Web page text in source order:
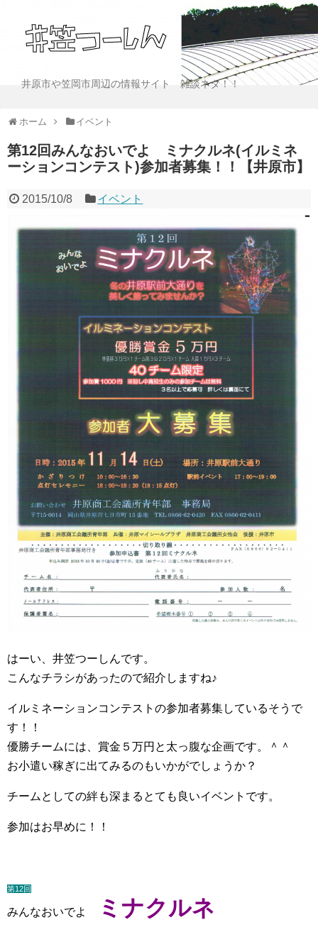
井原市や笠岡市周辺の情報サイト 雑談ネタ！！
ホーム イベント
第12回みんなおいでよ ミナクルネ(イルミネ
ーションコンテスト)参加者募集！！【井原市】
2015/10/8 イベント
はーい、井笠つーしんです。
こんなチラシがあったので紹介しますね♪
イルミネーションコンテストの参加者募集しているそうで
す！！
優勝チームには、賞金５万円と太っ腹な企画です。＾＾
お小遣い稼ぎに出てみるのもいかがでしょうか？
チームとしての絆も深まるとても良いイベントです。
参加はお早めに！！
第12回
みんなおいでよ ミナクルネ